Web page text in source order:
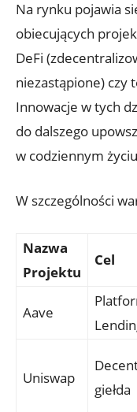
Na rynku pojawia⁣
obiecujących
DeFi
niezastąpione) czy
Innowacje ⁢w tych
do ⁣dalszego
w codziennym
W ​szczególności
Nazwa
Projektu
Cel
Aave
Uniswap
giełda